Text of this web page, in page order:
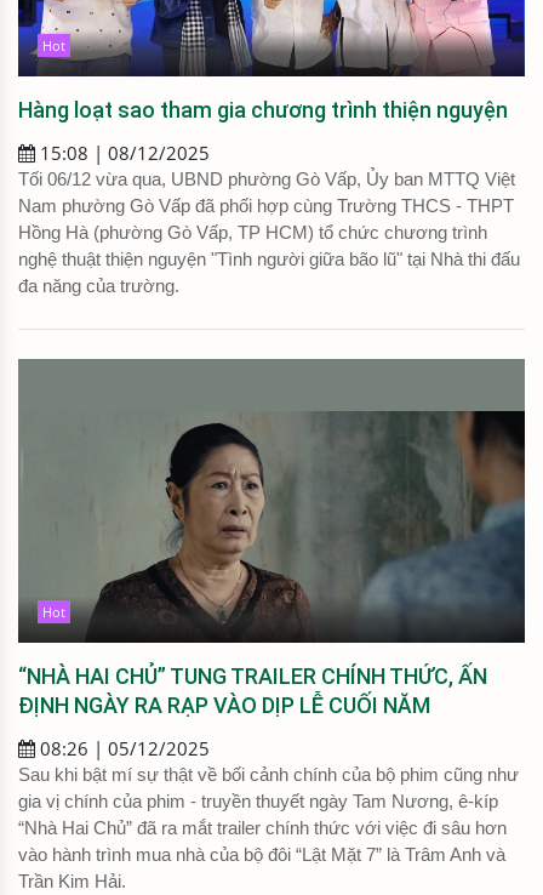
Hot
Hàng loạt sao tham gia chương trình thiện nguyện
15:08 | 08/12/2025
Tối 06/12 vừa qua, UBND phường Gò Vấp, Ủy ban MTTQ Việt
Nam phường Gò Vấp đã phối hợp cùng Trường THCS - THPT
Hồng Hà (phường Gò Vấp, TP HCM) tổ chức chương trình
nghệ thuật thiện nguyện "Tình người giữa bão lũ" tại Nhà thi đấu
đa năng của trường.
Hot
“NHÀ HAI CHỦ” TUNG TRAILER CHÍNH THỨC, ẤN
ĐỊNH NGÀY RA RẠP VÀO DỊP LỄ CUỐI NĂM
08:26 | 05/12/2025
Sau khi bật mí sự thật về bối cảnh chính của bộ phim cũng như
gia vị chính của phim - truyền thuyết ngày Tam Nương, ê-kíp
“Nhà Hai Chủ” đã ra mắt trailer chính thức với việc đi sâu hơn
vào hành trình mua nhà của bộ đôi “Lật Mặt 7” là Trâm Anh và
Trần Kim Hải.